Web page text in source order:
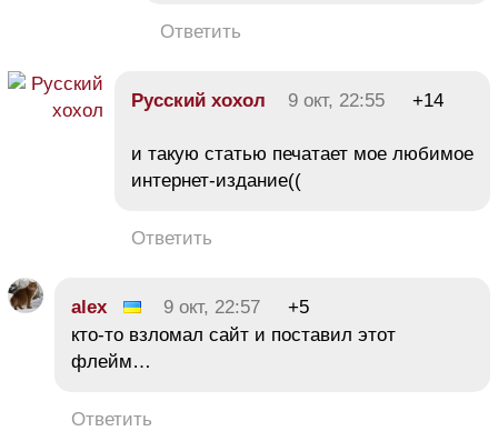
Ответить
Русский хохол 9 окт, 22:55 +14
и такую статью печатает мое любимое
интернет-издание((
Ответить
alex 9 окт, 22:57
+5
кто-то взломал сайт и поставил этот
флейм…
Ответить